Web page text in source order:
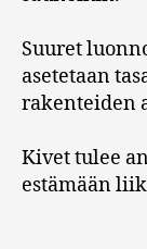
Suuret
asetetaan
rakenteiden
Kivet tulee
estämään